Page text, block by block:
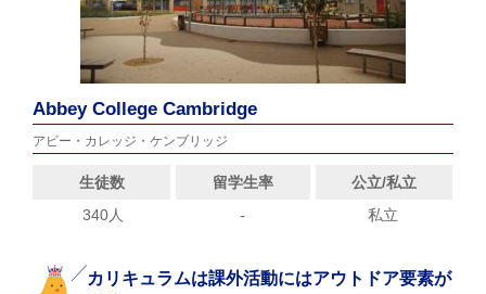
Abbey College Cambridge
アビー・カレッジ・ケンブリッジ
生徒数 留学生率
公立/私立
340人
- 私立
カリキュラムは課外活動にはアウトドア要素が